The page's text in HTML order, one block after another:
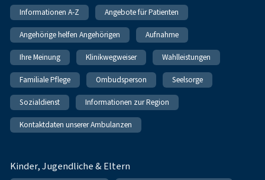
Informationen A-Z Angebote für Patienten
Angehörige helfen Angehörigen Aufnahme
Ihre Meinung Klinikwegweiser Wahlleistungen
Familiale Pflege Ombudsperson Seelsorge
Sozialdienst Informationen zur Region
Kontaktdaten unserer Ambulanzen
Kinder, Jugendliche & Eltern